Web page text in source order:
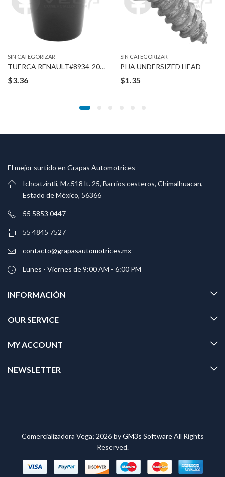
SIN CATEGORIZAR
TUERCA RENAULT#8934-201-767 3/16″ STUD
$3.36
SIN CATEGORIZAR
PIJA UNDERSIZED HEAD
$1.35
El mejor surtido en Grapas Automotrices
Ichcatzintli, Mz.518 lt. 25, Barrios cesteros, Chimalhuacan,
Estado de México, 56366
55 5853 0447
55 4845 7527
contacto@grapasautomotrices.mx
Lunes - Viernes de 9:00 AM - 6:00 PM
INFORMACIÓN
OUR SERVICE
MY ACCOUNT
NEWSLETTER
Comercializadora Vega; 2026 byGM3s SoftwareAll Rights
Reserved.